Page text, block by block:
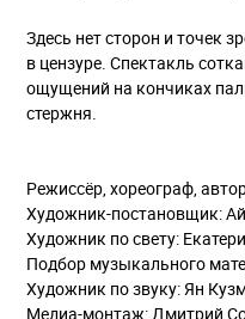
Здесь нет сторон и точек
в цензуре. Спектакль
ощущений на кончиках
стержня.
Режиссёр, хореограф,
Художник-постановщик:
Художник по свету:
Подбор музыкального
Художник по звуку: Ян
Медиа-монтаж: Дмитрий